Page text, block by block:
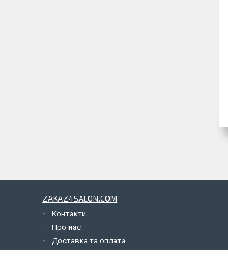
ZAKAZ4SALON.COM
Контакти
Про нас
Доставка та оплата